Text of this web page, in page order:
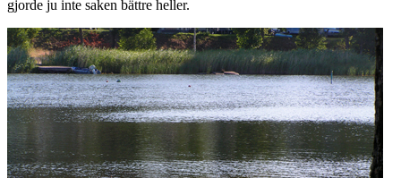
gjorde ju inte saken bättre heller.